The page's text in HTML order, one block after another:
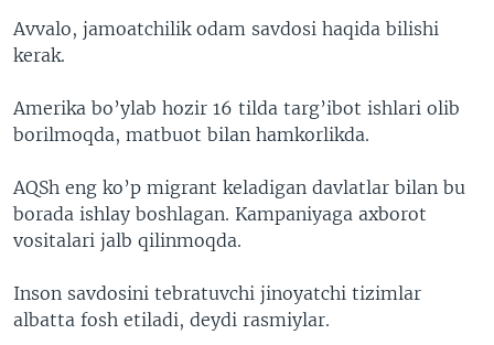
Avvalo, jamoatchilik odam savdosi haqida bilishi
kerak.
Amerika bo’ylab hozir 16 tilda targ’ibot ishlari olib
borilmoqda, matbuot bilan hamkorlikda.
AQSh eng ko’p migrant keladigan davlatlar bilan bu
borada ishlay boshlagan. Kampaniyaga axborot
vositalari jalb qilinmoqda.
Inson savdosini tebratuvchi jinoyatchi tizimlar
albatta fosh etiladi, deydi rasmiylar.